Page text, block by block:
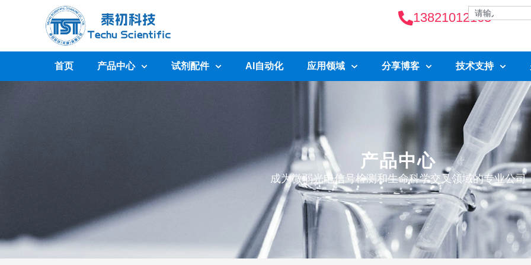
13821012163
首页 产品中心 试剂配件 AI自动化 应用领域 分享博客 技术支持
产品中心
成为微弱光电信号检测和生命科学交叉领域的专业公司